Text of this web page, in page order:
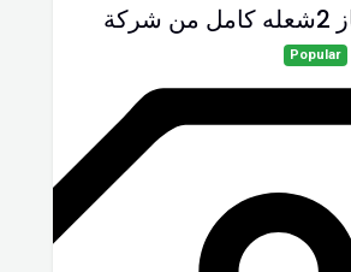
توريد بوتاجاز 2شعله كامل من شركة
Popular